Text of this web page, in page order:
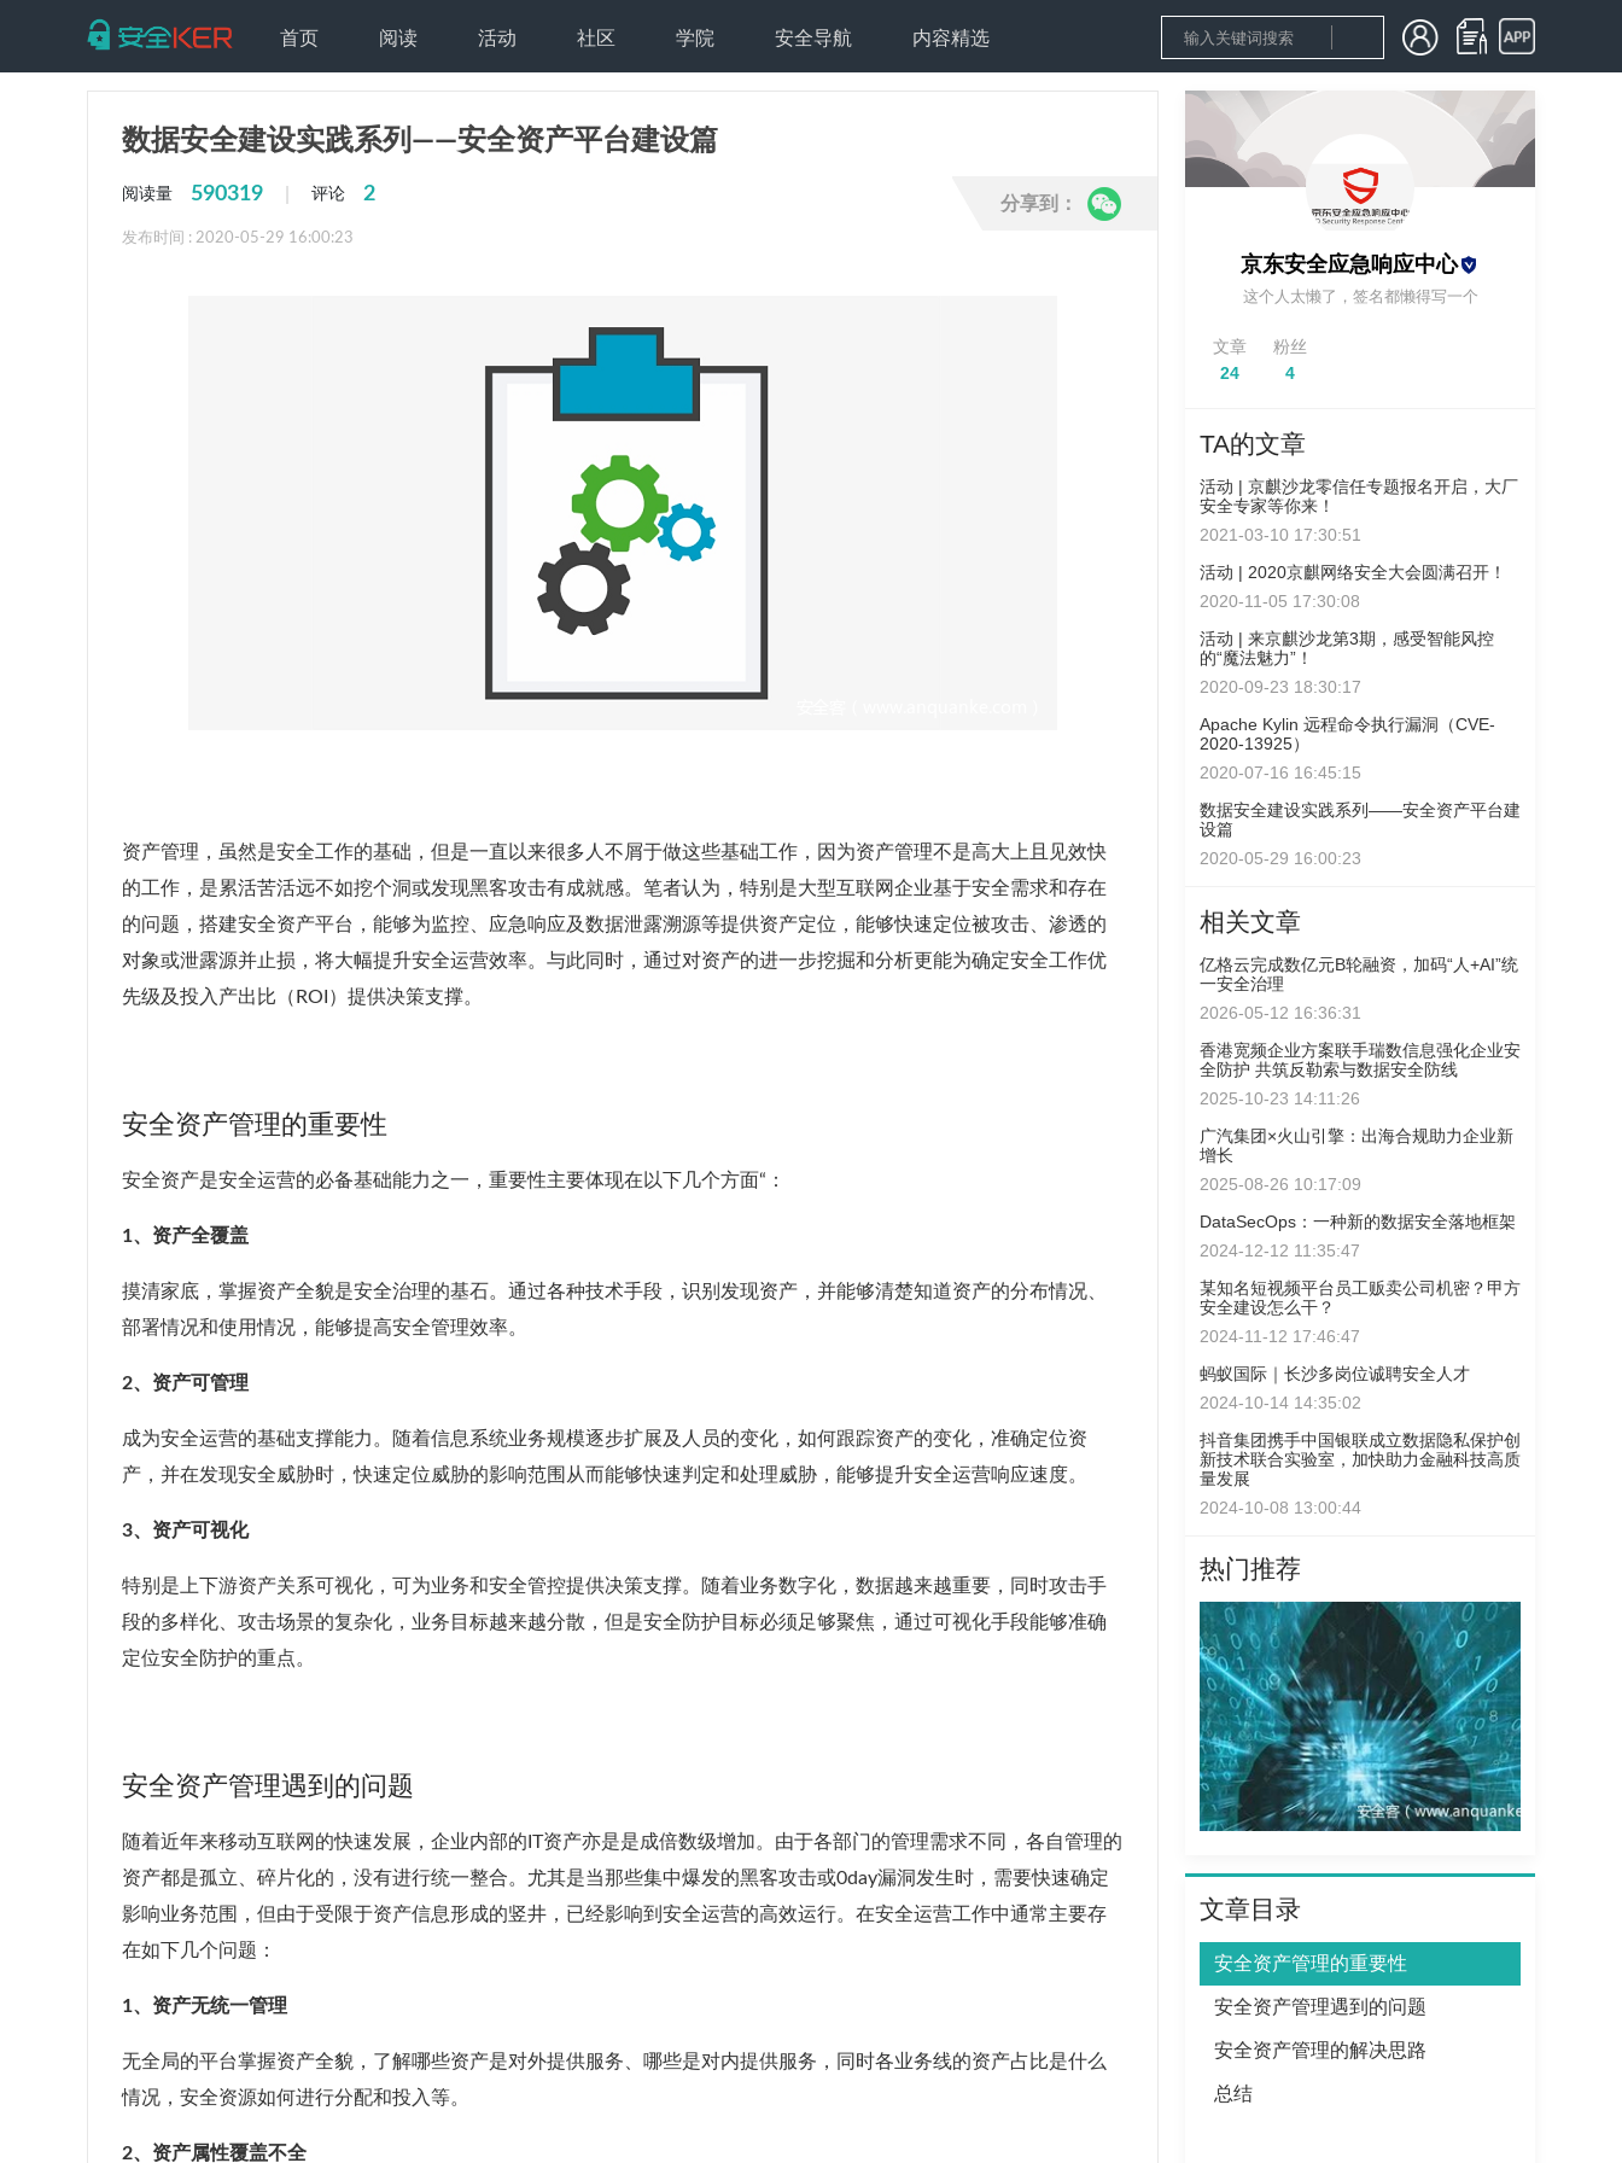
首页 阅读 活动 社区 学院 安全导航 内容精选
数据安全建设实践系列——安全资产平台建设篇
阅读量 590319 评论 2
发布时间 : 2020-05-29 16:00:23
资产管理，虽然是安全工作的基础，但是一直以来很多人不屑于做这些基础工作，因为资产管理不是高大上且见效快
的工作，是累活苦活远不如挖个洞或发现黑客攻击有成就感。笔者认为，特别是大型互联网企业基于安全需求和存在
的问题，搭建安全资产平台，能够为监控、应急响应及数据泄露溯源等提供资产定位，能够快速定位被攻击、渗透的
对象或泄露源并止损，将大幅提升安全运营效率。与此同时，通过对资产的进一步挖掘和分析更能为确定安全工作优
先级及投入产出比（ROI）提供决策支撑。
安全资产管理的重要性
安全资产是安全运营的必备基础能力之一，重要性主要体现在以下几个方面“：
1、资产全覆盖
摸清家底，掌握资产全貌是安全治理的基石。通过各种技术手段，识别发现资产，并能够清楚知道资产的分布情况、
部署情况和使用情况，能够提高安全管理效率。
2、资产可管理
成为安全运营的基础支撑能力。随着信息系统业务规模逐步扩展及人员的变化，如何跟踪资产的变化，准确定位资
产，并在发现安全威胁时，快速定位威胁的影响范围从而能够快速判定和处理威胁，能够提升安全运营响应速度。
3、资产可视化
特别是上下游资产关系可视化，可为业务和安全管控提供决策支撑。随着业务数字化，数据越来越重要，同时攻击手
段的多样化、攻击场景的复杂化，业务目标越来越分散，但是安全防护目标必须足够聚焦，通过可视化手段能够准确
定位安全防护的重点。
安全资产管理遇到的问题
随着近年来移动互联网的快速发展，企业内部的IT资产亦是是成倍数级增加。由于各部门的管理需求不同，各自管理的
资产都是孤立、碎片化的，没有进行统一整合。尤其是当那些集中爆发的黑客攻击或0day漏洞发生时，需要快速确定
影响业务范围，但由于受限于资产信息形成的竖井，已经影响到安全运营的高效运行。在安全运营工作中通常主要存
在如下几个问题：
1、资产无统一管理
无全局的平台掌握资产全貌，了解哪些资产是对外提供服务、哪些是对内提供服务，同时各业务线的资产占比是什么
情况，安全资源如何进行分配和投入等。
2、资产属性覆盖不全
分享到：
京东安全应急响应中心
这个人太懒了，签名都懒得写一个
文章
24
粉丝
4
TA的文章
活动 | 京麒沙龙零信任专题报名开启，大厂
安全专家等你来！
2021-03-10 17:30:51
活动 | 2020京麒网络安全大会圆满召开！
2020-11-05 17:30:08
活动 | 来京麒沙龙第3期，感受智能风控
的“魔法魅力”！
2020-09-23 18:30:17
Apache Kylin 远程命令执行漏洞（CVE-
2020-13925）
2020-07-16 16:45:15
数据安全建设实践系列——安全资产平台建
设篇
2020-05-29 16:00:23
相关文章
亿格云完成数亿元B轮融资，加码“人+AI”统
一安全治理
2026-05-12 16:36:31
香港宽频企业方案联手瑞数信息强化企业安
全防护 共筑反勒索与数据安全防线
2025-10-23 14:11:26
广汽集团×火山引擎：出海合规助力企业新
增长
2025-08-26 10:17:09
DataSecOps：一种新的数据安全落地框架
2024-12-12 11:35:47
某知名短视频平台员工贩卖公司机密？甲方
安全建设怎么干？
2024-11-12 17:46:47
蚂蚁国际｜长沙多岗位诚聘安全人才
2024-10-14 14:35:02
抖音集团携手中国银联成立数据隐私保护创
新技术联合实验室，加快助力金融科技高质
量发展
2024-10-08 13:00:44
热门推荐
文章目录
安全资产管理的重要性
安全资产管理遇到的问题
安全资产管理的解决思路
总结